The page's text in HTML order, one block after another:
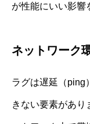
が性能にいい影響
ネットワーク
ラグは遅延（ping
きない要素があり